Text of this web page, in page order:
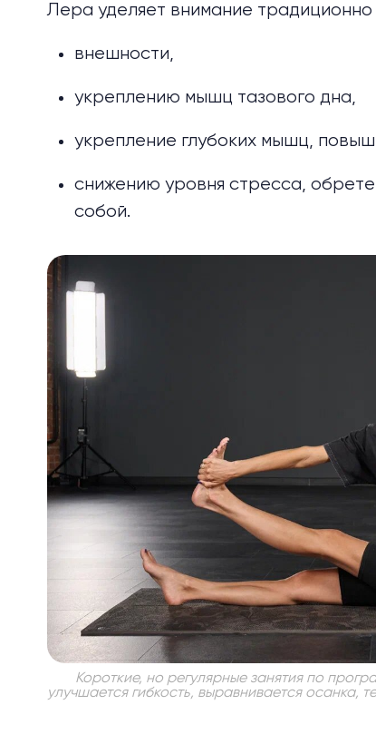
Лера уделяет внимание
внешности,
укреплению мышц тазового дна,
укрепление глубоких мышц,
снижению уровня стресса,
собой.
Короткие, но регулярные занятия по
улучшается гибкость, выравнивается осанка,